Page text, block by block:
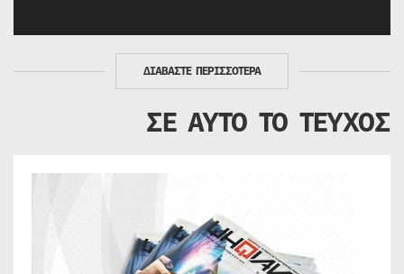
ΔΙΑΒΑΣΤΕ ΠΕΡΙΣΣΟΤΕΡΑ
ΣΕ ΑΥΤΟ ΤΟ ΤΕΥΧΟΣ